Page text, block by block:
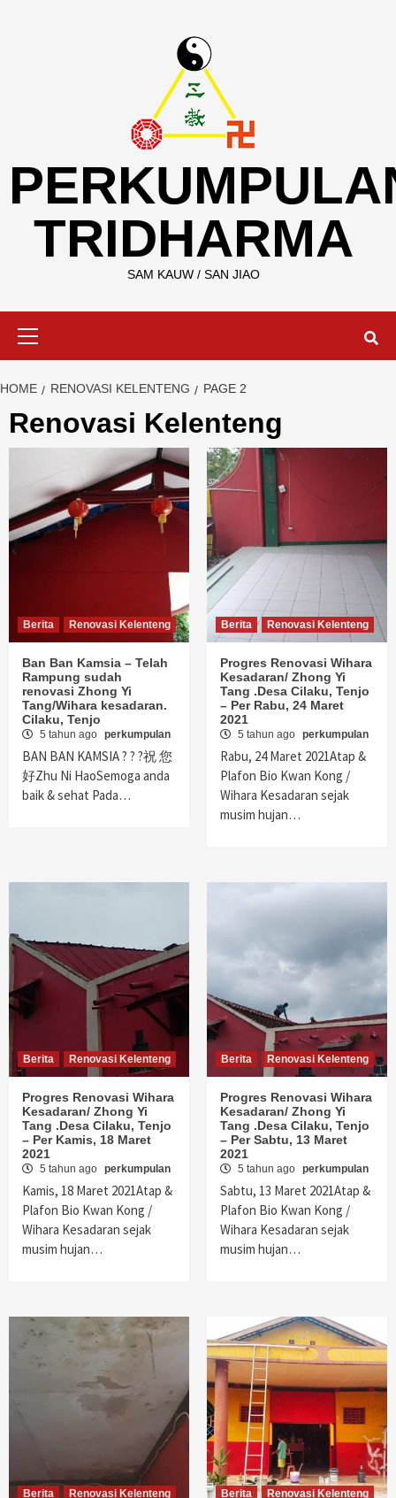
TRIDHARMA
SAM KAUW / SAN JIAO
HOME RENOVASI KELENTENG PAGE 2
Renovasi Kelenteng
Berita Renovasi Kelenteng
Ban Ban Kamsia – Telah
Rampung sudah
renovasi Zhong Yi
Tang/Wihara kesadaran.
Cilaku, Tenjo
5 tahun ago perkumpulan
BAN BAN KAMSIA ? ? ?祝 您
好Zhu Ni HaoSemoga anda
baik & sehat Pada…
Berita Renovasi Kelenteng
Progres Renovasi Wihara
Kesadaran/ Zhong Yi
Tang .Desa Cilaku, Tenjo
– Per Rabu, 24 Maret
2021
5 tahun ago perkumpulan
Rabu, 24 Maret 2021Atap &
Plafon Bio Kwan Kong /
Wihara Kesadaran sejak
musim hujan…
Berita Renovasi Kelenteng
Progres Renovasi Wihara
Kesadaran/ Zhong Yi
Tang .Desa Cilaku, Tenjo
– Per Kamis, 18 Maret
2021
5 tahun ago perkumpulan
Kamis, 18 Maret 2021Atap &
Plafon Bio Kwan Kong /
Wihara Kesadaran sejak
musim hujan…
Berita Renovasi Kelenteng
Progres Renovasi Wihara
Kesadaran/ Zhong Yi
Tang .Desa Cilaku, Tenjo
– Per Sabtu, 13 Maret
2021
5 tahun ago perkumpulan
Sabtu, 13 Maret 2021Atap &
Plafon Bio Kwan Kong /
Wihara Kesadaran sejak
musim hujan…
Berita Renovasi Kelenteng Berita Renovasi Kelenteng